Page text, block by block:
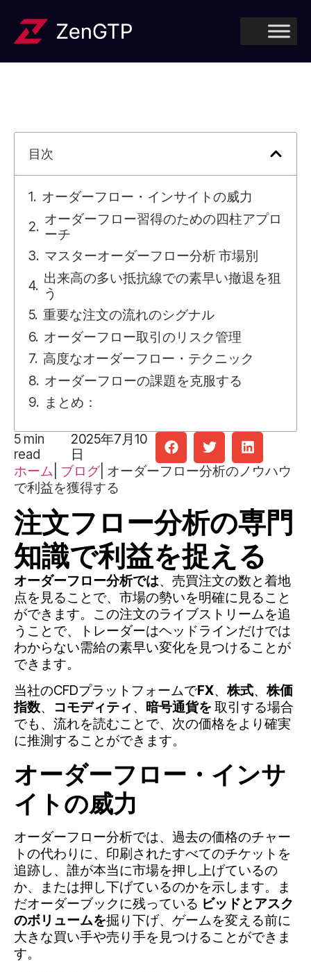
目次
オーダーフロー・インサイトの威力
オーダーフロー習得のための四柱アプロ
ーチ
マスターオーダーフロー分析 市場別
出来高の多い抵抗線での素早い撤退を狙
う
重要な注文の流れのシグナル
オーダーフロー取引のリスク管理
高度なオーダーフロー・テクニック
オーダーフローの課題を克服する
まとめ：
5 min
read
2025年7月10
日
ホーム ブログ オーダーフロー分析のノウハウ
で利益を獲得する
注文フロー分析の専門
知識で利益を捉える
オーダーフロー分析では、売買注文の数と着地
点を見ることで、市場の勢いを明確に見ること
ができます。この注文のライブストリームを追
うことで、トレーダーはヘッドラインだけでは
わからない需給の素早い変化を見つけることが
できます。
当社のCFDプラットフォームでFX、株式、株価
指数、 コモディティ 、 暗号通貨を 取引する場合
でも、流れを読むことで、次の価格をより確実
に推測することができます。
オーダーフロー・インサ
イトの威力
オーダーフロー分析では、過去の価格のチャー
トの代わりに、印刷されたすべてのチケットを
追跡し、誰が本当に市場を押し上げているの
か、または押し下げているのかを示します。ま
だオーダーブックに残っている ビッドとアスク
のボリュームを掘り下げ、ゲームを変える前に
大きな買い手や売り手を見つけることができま
す。